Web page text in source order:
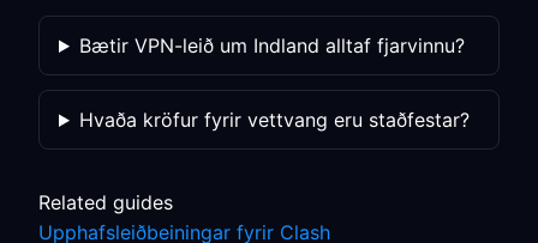
Bætir VPN-leið um Indland alltaf fjarvinnu?
Hvaða kröfur fyrir vettvang eru staðfestar?
Related guides
Upphafsleiðbeiningar fyrir Clash